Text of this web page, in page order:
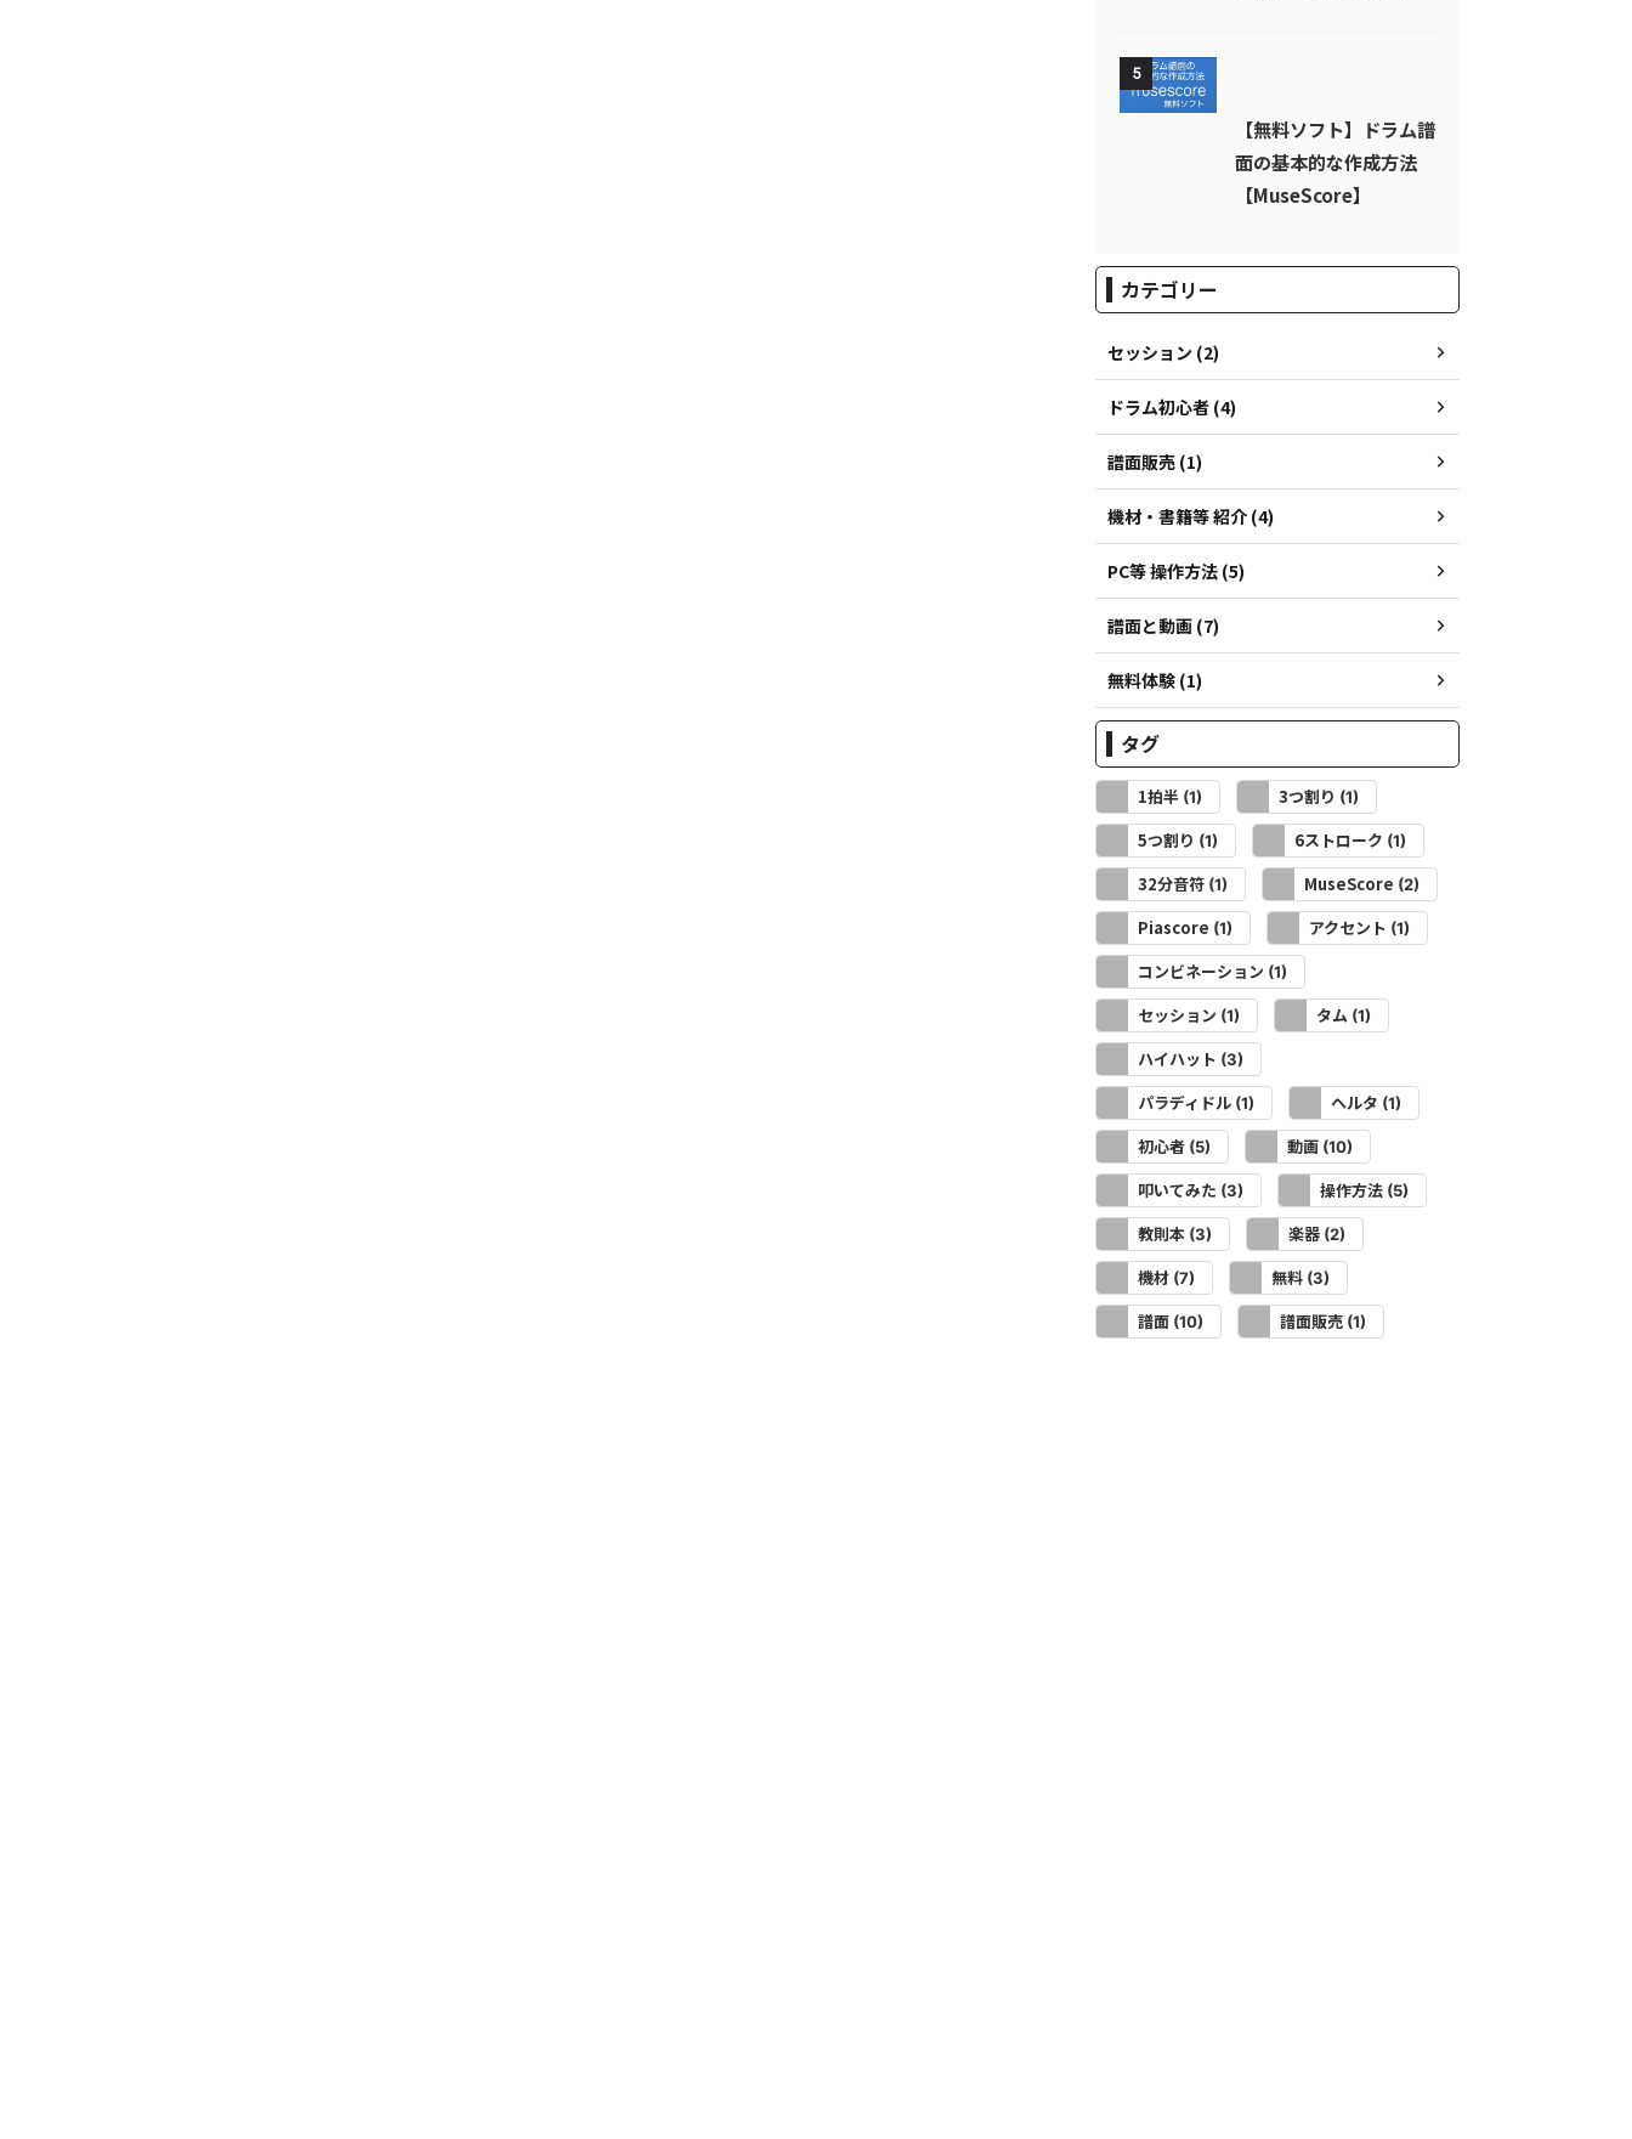
5
【無料ソフト】ドラム譜
面の基本的な作成方法
【MuseScore】
カテゴリー
セッション (2)
ドラム初心者 (4)
譜面販売 (1)
機材・書籍等 紹介 (4)
PC等 操作方法 (5)
譜面と動画 (7)
無料体験 (1)
タグ
1拍半 (1) 3つ割り (1)
5つ割り (1) 6ストローク (1)
32分音符 (1) MuseScore (2)
Piascore (1) アクセント (1)
コンビネーション (1)
セッション (1) タム (1)
ハイハット (3)
パラディドル (1) ヘルタ (1)
初心者 (5) 動画 (10)
叩いてみた (3) 操作方法 (5)
教則本 (3) 楽器 (2)
機材 (7) 無料 (3)
譜面 (10) 譜面販売 (1)